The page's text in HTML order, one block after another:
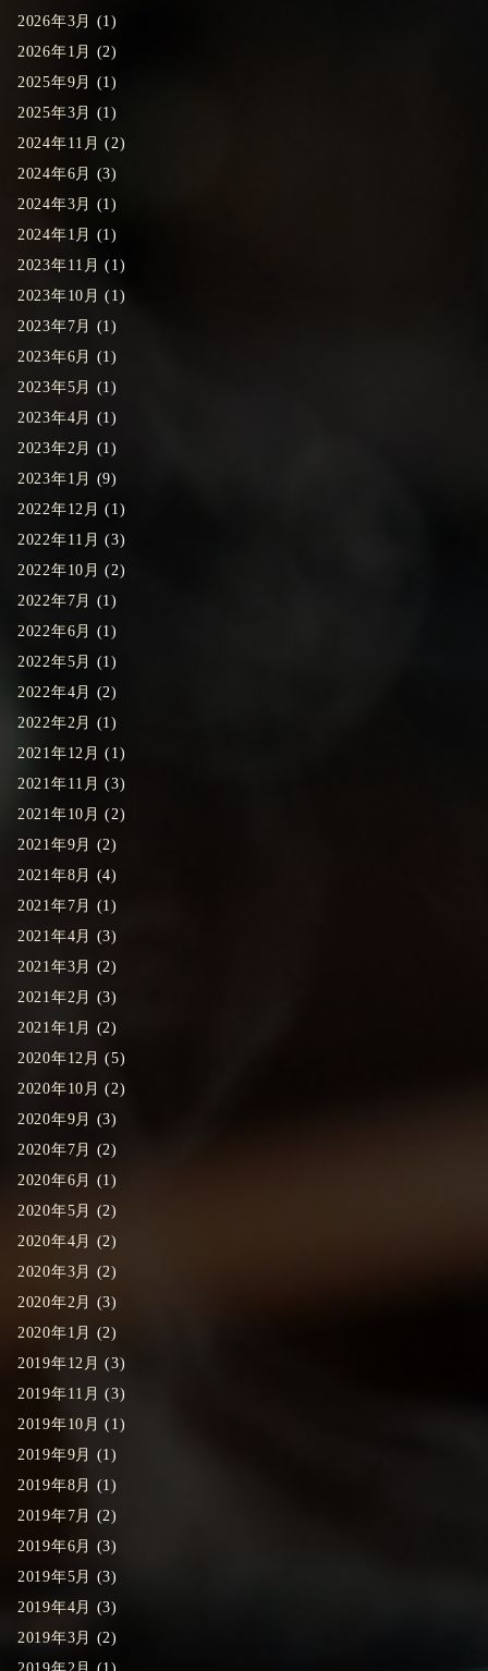
2026年3月
(1)
2026年1月
(2)
2025年9月
(1)
2025年3月
(1)
2024年11月 (2)
2024年6月
(3)
2024年3月
(1)
2024年1月
(1)
2023年11月 (1)
2023年10月 (1)
2023年7月
(1)
2023年6月
(1)
2023年5月
(1)
2023年4月
(1)
2023年2月
(1)
2023年1月
(9)
2022年12月 (1)
2022年11月 (3)
2022年10月 (2)
2022年7月
(1)
2022年6月
(1)
2022年5月
(1)
2022年4月
(2)
2022年2月
(1)
2021年12月 (1)
2021年11月 (3)
2021年10月 (2)
2021年9月
(2)
2021年8月
(4)
2021年7月
(1)
2021年4月
(3)
2021年3月
(2)
2021年2月
(3)
2021年1月
(2)
2020年12月 (5)
2020年10月 (2)
2020年9月
(3)
2020年7月
(2)
2020年6月
(1)
2020年5月
(2)
2020年4月
(2)
2020年3月
(2)
2020年2月
(3)
2020年1月
(2)
2019年12月 (3)
2019年11月 (3)
2019年10月 (1)
2019年9月
(1)
2019年8月
(1)
2019年7月
(2)
2019年6月
(3)
2019年5月
(3)
2019年4月
(3)
2019年3月
(2)